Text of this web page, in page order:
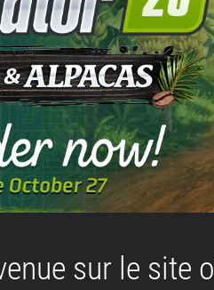
sur le site